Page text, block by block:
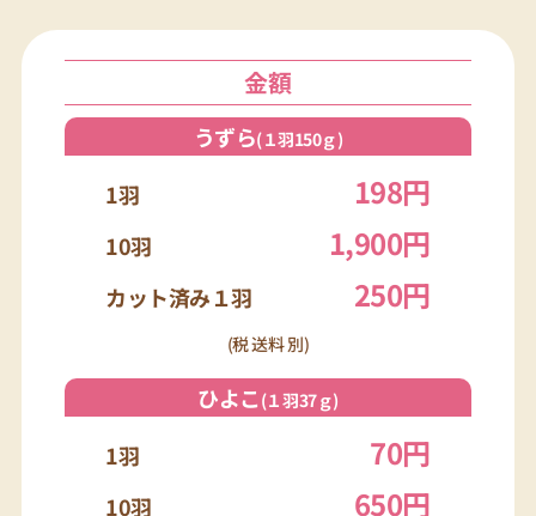
金額
うずら(１羽150ｇ)
1羽 198円
10羽 1,900円
カット済み１羽 250円
(税 送料 別)
ひよこ (１羽37ｇ)
1羽 70円
10羽 650円